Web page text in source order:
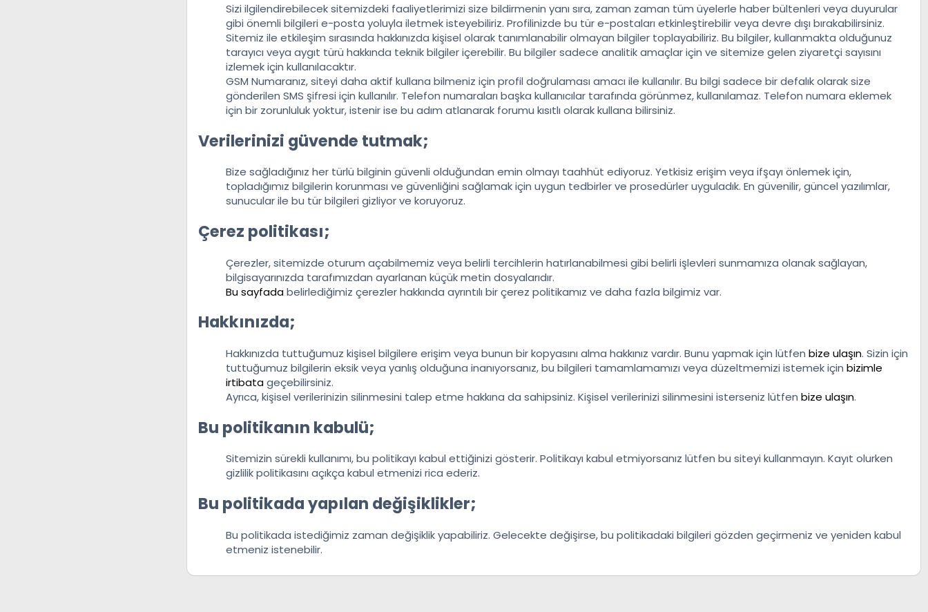
Sizi ilgilendirebilecek sitemizdeki faaliyetlerimizi size bildirmenin yanı sıra, zaman zaman tüm üyelerle haber bültenleri veya duyurular
gibi önemli bilgileri e-posta yoluyla iletmek isteyebiliriz. Profilinizde bu tür e-postaları etkinleştirebilir veya devre dışı bırakabilirsiniz.
Sitemiz ile etkileşim sırasında hakkınızda kişisel olarak tanımlanabilir olmayan bilgiler toplayabiliriz. Bu bilgiler, kullanmakta olduğunuz
tarayıcı veya aygıt türü hakkında teknik bilgiler içerebilir. Bu bilgiler sadece analitik amaçlar için ve sitemize gelen ziyaretçi sayısını
izlemek için kullanılacaktır.
GSM Numaranız, siteyi daha aktif kullana bilmeniz için profil doğrulaması amacı ile kullanılır. Bu bilgi sadece bir defalık olarak size
gönderilen SMS şifresi için kullanılır. Telefon numaraları başka kullanıcılar tarafında görünmez, kullanılamaz. Telefon numara eklemek
için bir zorunluluk yoktur, istenir ise bu adım atlanarak forumu kısıtlı olarak kullana bilirsiniz.
Verilerinizi güvende tutmak;
Bize sağladığınız her türlü bilginin güvenli olduğundan emin olmayı taahhüt ediyoruz. Yetkisiz erişim veya ifşayı önlemek için,
topladığımız bilgilerin korunması ve güvenliğini sağlamak için uygun tedbirler ve prosedürler uyguladık. En güvenilir, güncel yazılımlar,
sunucular ile bu tür bilgileri gizliyor ve koruyoruz.
Çerez politikası;
Çerezler, sitemizde oturum açabilmemiz veya belirli tercihlerin hatırlanabilmesi gibi belirli işlevleri sunmamıza olanak sağlayan,
bilgisayarınızda tarafımızdan ayarlanan küçük metin dosyalarıdır.
Bu sayfadabelirlediğimiz çerezler hakkında ayrıntılı bir çerez politikamız ve daha fazla bilgimiz var.
Hakkınızda;
Hakkınızda tuttuğumuz kişisel bilgilere erişim veya bunun bir kopyasını alma hakkınız vardır. Bunu yapmak için lütfen bize ulaşın. Sizin için
tuttuğumuz bilgilerin eksik veya yanlış olduğuna inanıyorsanız, bu bilgileri tamamlamamızı veya düzeltmemizi istemek için bizimle
irtibatageçebilirsiniz.
Ayrıca, kişisel verilerinizin silinmesini talep etme hakkına da sahipsiniz. Kişisel verilerinizi silinmesini isterseniz lütfen bize ulaşın.
Bu politikanın kabulü;
Sitemizin sürekli kullanımı, bu politikayı kabul ettiğinizi gösterir. Politikayı kabul etmiyorsanız lütfen bu siteyi kullanmayın. Kayıt olurken
gizlilik politikasını açıkça kabul etmenizi rica ederiz.
Bu politikada yapılan değişiklikler;
Bu politikada istediğimiz zaman değişiklik yapabiliriz. Gelecekte değişirse, bu politikadaki bilgileri gözden geçirmeniz ve yeniden kabul
etmeniz istenebilir.